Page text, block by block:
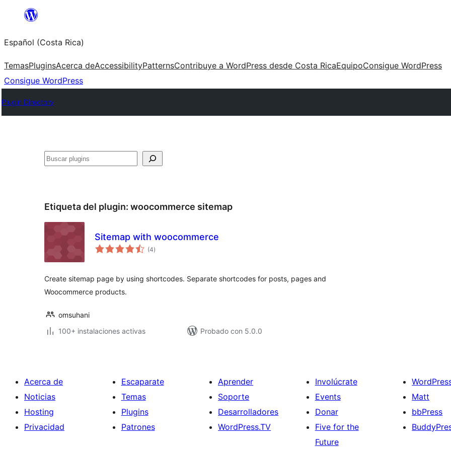
Saltar
contenido
Español (Costa Rica)
TemasPluginsAcerca deAccessibilityPatternsContribuye a WordPress desde Costa RicaEquipoConsigue WordPress
Consigue WordPress
Plugin Directory
Buscar
Etiqueta del plugin: woocommerce sitemap
Sitemap with woocommerce
(4total
de
)
Create sitemap page by using shortcodes. Separate shortcodes for posts, pages and
Woocommerce products.
omsuhani
100+ instalaciones activas
Probado con 5.0.0
Acerca de
Noticias
Hosting
Privacidad
Escaparate
Temas
Plugins
Patrones
Aprender
Soporte
Desarrolladores
WordPress.TV
Involúcrate
Events
Donar
Five for the
Future
Matt
bbPress